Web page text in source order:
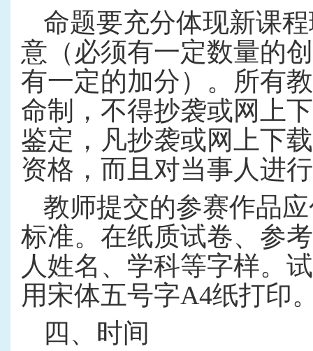
命题要充分体现新课
意（必须有一定数量的
有一定的加分）。所有
命制，不得抄袭或网上
鉴定，凡抄袭或网上下
资格，而且对当事人进
教师提交的参赛作品
标准。在纸质试卷、参
人姓名、学科等字样。
用宋体五号字A4纸打印
四、时间